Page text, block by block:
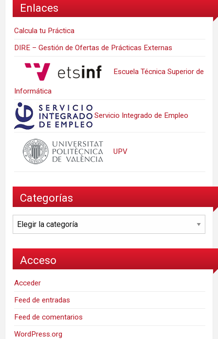
Enlaces
Calcula tu Práctica
DIRE – Gestión de Ofertas de Prácticas Externas
Escuela Técnica Superior de
Informática
Servicio Integrado de Empleo
UPV
Categorías
Categorías
Acceso
Acceder
Feed de entradas
Feed de comentarios
WordPress.org